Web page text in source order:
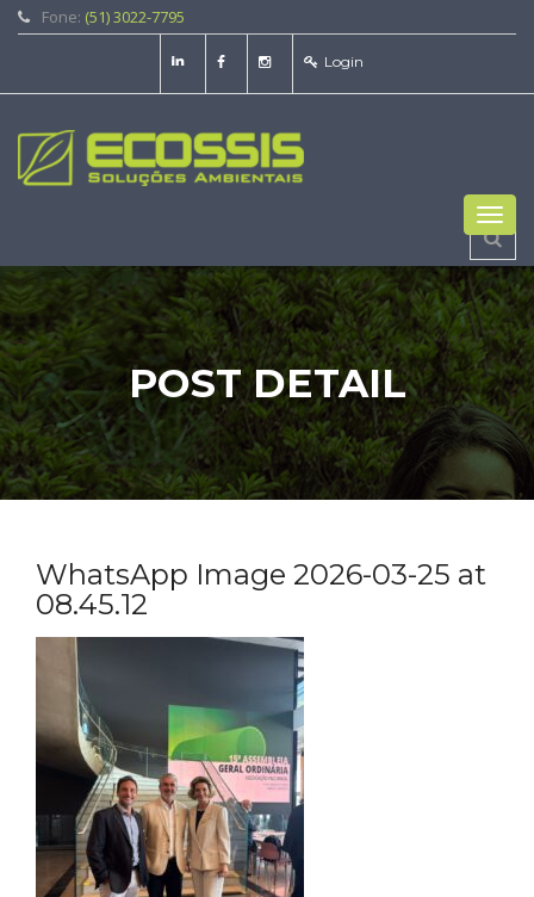
Fone: (51) 3022-7795
Login
POST DETAIL
WhatsApp Image 2026-03-25 at
08.45.12